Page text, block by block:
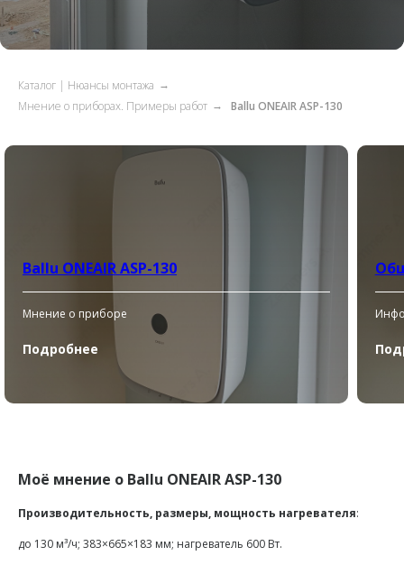
Каталог | Нюансы монтажа →
Мнение о приборах. Примеры работ → Ballu ONEAIR ASP-130
Ballu ONEAIR ASP-130
Мнение о приборе
Подробнее
Моё мнение о Ballu ONEAIR ASP-130
Производительность, размеры, мощность нагревателя:
до 130 м³/ч; 383×665×183 мм; нагреватель 600 Вт.